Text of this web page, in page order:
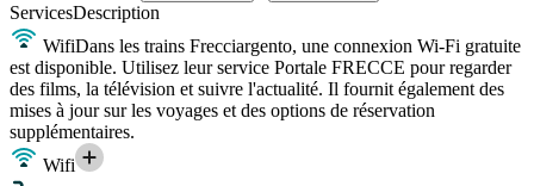
ServicesDescription
WifiDans les trains Frecciargento, une connexion Wi-Fi gratuite
est disponible. Utilisez leur service Portale FRECCE pour regarder
des films, la télévision et suivre l'actualité. Il fournit également des
mises à jour sur les voyages et des options de réservation
supplémentaires.
Wifi